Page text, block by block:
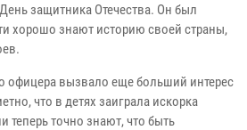
защитника Отечества. Он был
хорошо знают историю своей страны,
офицера вызвало еще больший интерес
что в детях заиграла искорка
теперь точно знают, что быть